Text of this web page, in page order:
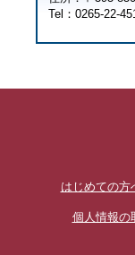
Tel：0265-22-
はじめての方
個人情報の